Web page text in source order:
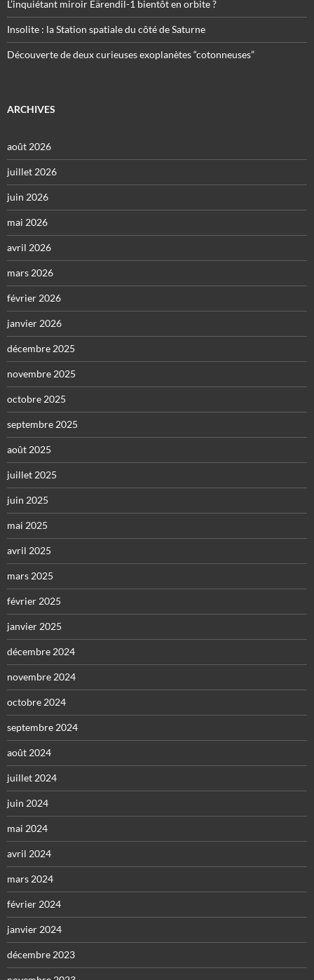
L’inquiétant miroir Eärendil-1 bientôt en orbite ?
Insolite : la Station spatiale du côté de Saturne
Découverte de deux curieuses exoplanètes “cotonneuses”
ARCHIVES
août 2026
juillet 2026
juin 2026
mai 2026
avril 2026
mars 2026
février 2026
janvier 2026
décembre 2025
novembre 2025
octobre 2025
septembre 2025
août 2025
juillet 2025
juin 2025
mai 2025
avril 2025
mars 2025
février 2025
janvier 2025
décembre 2024
novembre 2024
octobre 2024
septembre 2024
août 2024
juillet 2024
juin 2024
mai 2024
avril 2024
mars 2024
février 2024
janvier 2024
décembre 2023